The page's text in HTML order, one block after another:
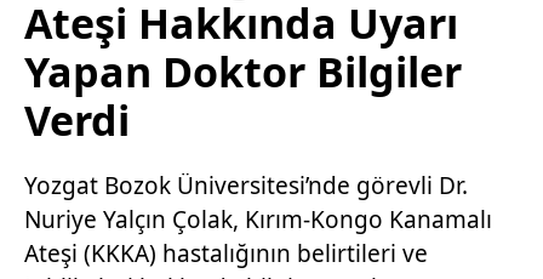
Ateşi Hakkında Uyarı
Yapan Doktor Bilgiler
Verdi
Yozgat Bozok Üniversitesi’nde görevli Dr.
Nuriye Yalçın Çolak, Kırım-Kongo Kanamalı
Ateşi (KKKA) hastalığının belirtileri ve